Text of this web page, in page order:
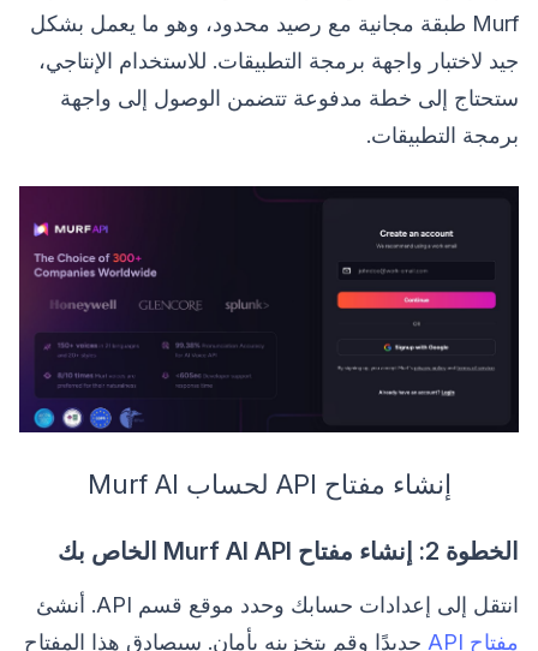
Murf طبقة مجانية مع رصيد محدود، وهو ما يعمل بشكل
جيد لاختبار واجهة برمجة التطبيقات. للاستخدام الإنتاجي،
ستحتاج إلى خطة مدفوعة تتضمن الوصول إلى واجهة
برمجة التطبيقات.
إنشاء مفتاح API لحساب Murf AI
الخطوة 2: إنشاء مفتاح Murf AI API الخاص بك
انتقل إلى إعدادات حسابك وحدد موقع قسم API. أنشئ
مفتاح API
جديدًا وقم بتخزينه بأمان. سيصادق هذا المفتاح